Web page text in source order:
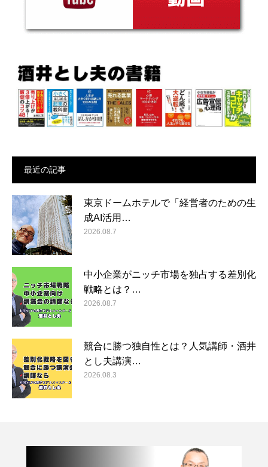
最近の記事
東京ドームホテルで「経営者のための生
成AI活用…
2026.08.7
中小企業がニッチ市場を独占する差別化
戦略とは？…
2026.08.7
競合に勝つ独自性とは？人気講師・酒井
とし夫講演…
2026.08.3